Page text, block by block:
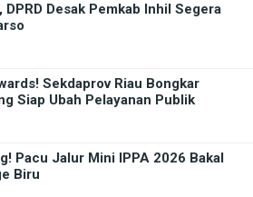
Desak Pemkab Inhil Segera
Sekdaprov Riau Bongkar
Siap Ubah Pelayanan Publik
Pacu Jalur Mini IPPA 2026 Bakal
Biru